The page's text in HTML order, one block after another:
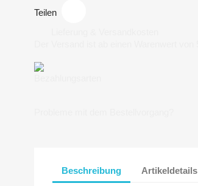
Teilen
Beschreibung Artikeldetails